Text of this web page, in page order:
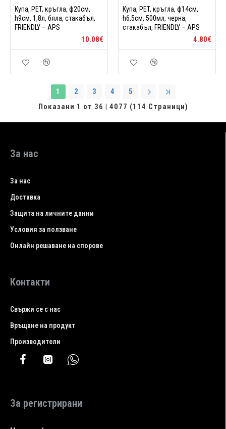
Купа, PET, кръгла, ф20см,
h9см, 1,8л, бяла, стакабъл,
FRIENDLY – APS
10.08€
Купа, PET, кръгла, ф14см,
h6,5см, 500мл, черна,
стакабъл, FRIENDLY – APS
4.80€
1 2 3 4
5
Показани 1 от 36 | 4077 (114 Страници)
За нас
За нас
Доставка
Защита на личните данни
Условия за ползване
Онлайн решаване на спорове
Контакти
Свържи се с нас
Връщане на продукт
Производители
За регистрирани